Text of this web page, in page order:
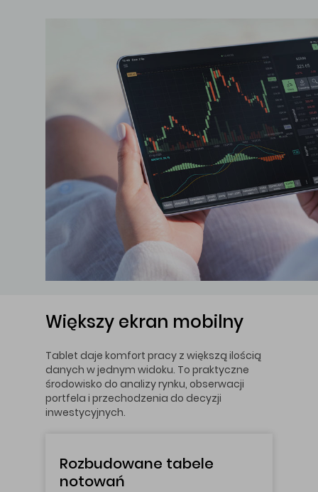
Większy ekran mobilny
Tablet daje komfort pracy z większą ilością
danych w jednym widoku. To praktyczne
środowisko do analizy rynku, obserwacji
portfela i przechodzenia do decyzji
inwestycyjnych.
Rozbudowane tabele
notowań